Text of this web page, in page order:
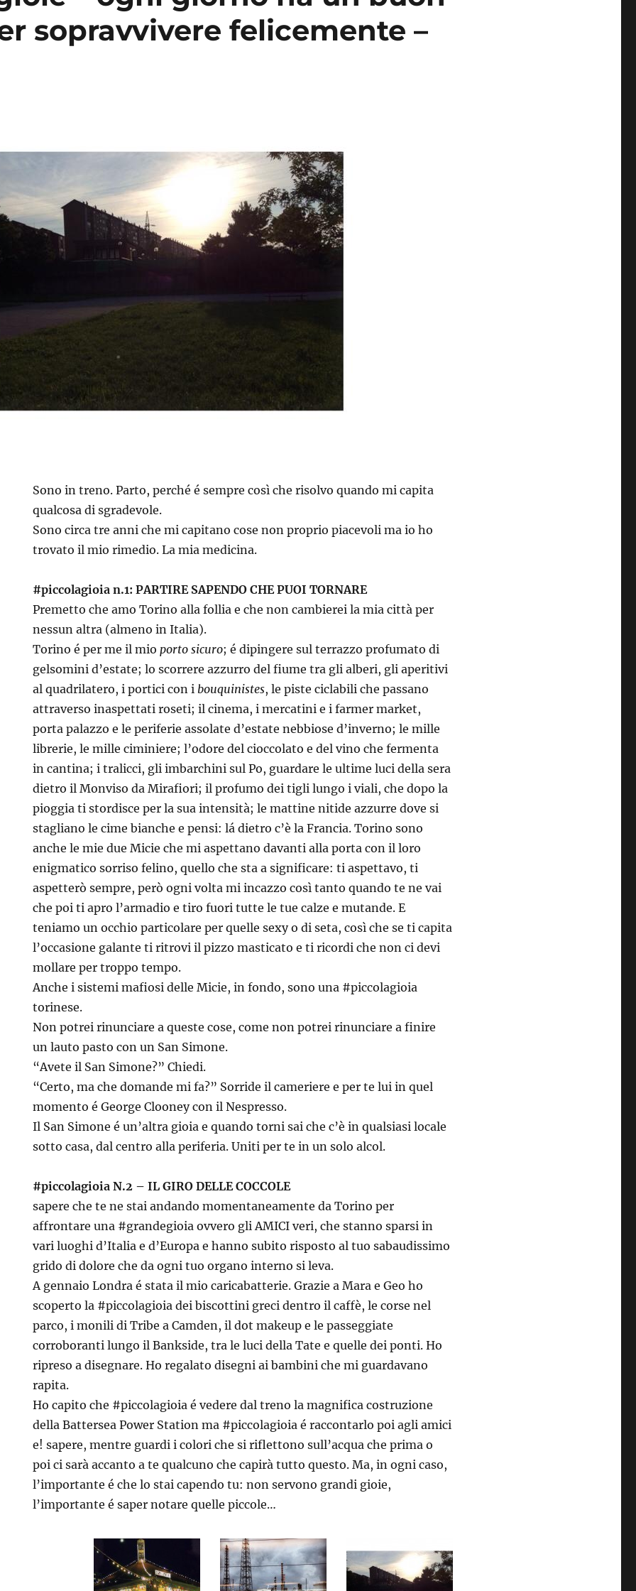
sopravvivere felicemente –
Sono in treno. Parto, perché é sempre così che risolvo quando mi capita
qualcosa di sgradevole.
Sono circa tre anni che mi capitano cose non proprio piacevoli ma io ho
trovato il mio rimedio. La mia medicina.
#piccolagioia n.1: PARTIRE SAPENDO CHE PUOI TORNARE
Premetto che amo Torino alla follia e che non cambierei la mia città per
nessun altra (almeno in Italia).
Torino é per me il mio porto sicuro; é dipingere sul terrazzo profumato di
gelsomini d’estate; lo scorrere azzurro del fiume tra gli alberi, gli aperitivi
al quadrilatero, i portici con i bouquinistes, le piste ciclabili che passano
attraverso inaspettati roseti; il cinema, i mercatini e i farmer market,
porta palazzo e le periferie assolate d’estate nebbiose d’inverno; le mille
librerie, le mille ciminiere; l’odore del cioccolato e del vino che fermenta
in cantina; i tralicci, gli imbarchini sul Po, guardare le ultime luci della sera
dietro il Monviso da Mirafiori; il profumo dei tigli lungo i viali, che dopo la
pioggia ti stordisce per la sua intensità; le mattine nitide azzurre dove si
stagliano le cime bianche e pensi: lá dietro c’è la Francia. Torino sono
anche le mie due Micie che mi aspettano davanti alla porta con il loro
enigmatico sorriso felino, quello che sta a significare: ti aspettavo, ti
aspetterò sempre, però ogni volta mi incazzo così tanto quando te ne vai
che poi ti apro l’armadio e tiro fuori tutte le tue calze e mutande. E
teniamo un occhio particolare per quelle sexy o di seta, così che se ti capita
l’occasione galante ti ritrovi il pizzo masticato e ti ricordi che non ci devi
mollare per troppo tempo.
Anche i sistemi mafiosi delle Micie, in fondo, sono una #piccolagioia
torinese.
Non potrei rinunciare a queste cose, come non potrei rinunciare a finire
un lauto pasto con un San Simone.
“Avete il San Simone?” Chiedi.
“Certo, ma che domande mi fa?” Sorride il cameriere e per te lui in quel
momento é George Clooney con il Nespresso.
Il San Simone é un’altra gioia e quando torni sai che c’è in qualsiasi locale
sotto casa, dal centro alla periferia. Uniti per te in un solo alcol.
#piccolagioia N.2 – IL GIRO DELLE COCCOLE
sapere che te ne stai andando momentaneamente da Torino per
affrontare una #grandegioia ovvero gli AMICI veri, che stanno sparsi in
vari luoghi d’Italia e d’Europa e hanno subito risposto al tuo sabaudissimo
grido di dolore che da ogni tuo organo interno si leva.
A gennaio Londra é stata il mio caricabatterie. Grazie a Mara e Geo ho
scoperto la #piccolagioia dei biscottini greci dentro il caffè, le corse nel
parco, i monili di Tribe a Camden, il dot makeup e le passeggiate
corroboranti lungo il Bankside, tra le luci della Tate e quelle dei ponti. Ho
ripreso a disegnare. Ho regalato disegni ai bambini che mi guardavano
rapita.
Ho capito che #piccolagioia é vedere dal treno la magnifica costruzione
della Battersea Power Station ma #piccolagioia é raccontarlo poi agli amici
e! sapere, mentre guardi i colori che si riflettono sull’acqua che prima o
poi ci sarà accanto a te qualcuno che capirà tutto questo. Ma, in ogni caso,
l’importante é che lo stai capendo tu: non servono grandi gioie,
l’importante é saper notare quelle piccole…